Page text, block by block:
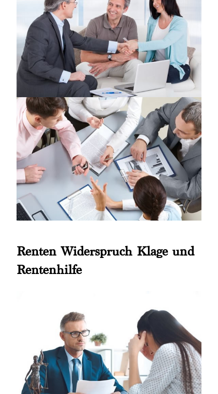
Renten Widerspruch Klage und
Rentenhilfe